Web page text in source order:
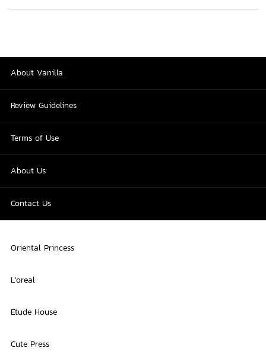
About Vanilla
Review Guidelines
Terms of Use
About Us
Contact Us
Oriental Princess
L'oreal
Etude House
Cute Press